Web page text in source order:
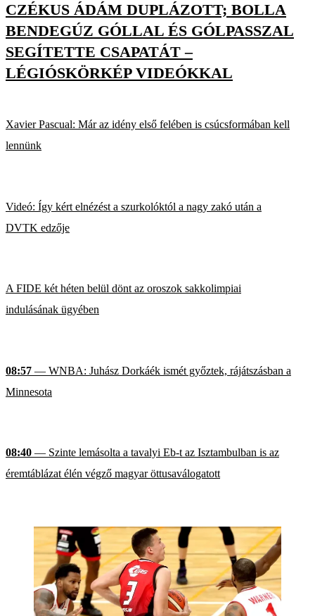
CZÉKUS ÁDÁM DUPLÁZOTT; BOLLA
BENDEGÚZ GÓLLAL ÉS GÓLPASSZAL
SEGÍTETTE CSAPATÁT –
LÉGIÓSKÖRKÉP VIDEÓKKAL
Xavier Pascual: Már az idény első felében is csúcsformában kell
lennünk
Videó: Így kért elnézést a szurkolóktól a nagy zakó után a
DVTK edzője
A FIDE két héten belül dönt az oroszok sakkolimpiai
indulásának ügyében
08:57 — WNBA: Juhász Dorkáék ismét győztek, rájátszásban a
Minnesota
08:40 — Szinte lemásolta a tavalyi Eb-t az Isztambulban is az
éremtáblázat élén végző magyar öttusaválogatott